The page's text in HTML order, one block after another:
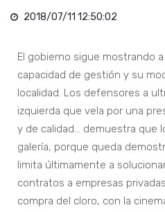
2018/07/11 12:50:02
El gobierno sigue mostrando
capacidad de gestión y su
localidad. Los defensores a
izquierda que vela por una
y de calidad… demuestra que
galería, porque queda
limita últimamente a
contratos a empresas
compra del cloro, con la